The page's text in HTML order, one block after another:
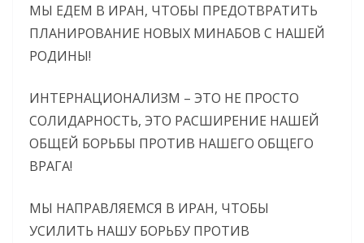
МЫ ЕДЕМ В ИРАН, ЧТОБЫ ПРЕДОТВРАТИТЬ
ПЛАНИРОВАНИЕ НОВЫХ МИНАБОВ С НАШЕЙ
РОДИНЫ!
ИНТЕРНАЦИОНАЛИЗМ – ЭТО НЕ ПРОСТО
СОЛИДАРНОСТЬ, ЭТО РАСШИРЕНИЕ НАШЕЙ
ОБЩЕЙ БОРЬБЫ ПРОТИВ НАШЕГО ОБЩЕГО
ВРАГА!
МЫ НАПРАВЛЯЕМСЯ В ИРАН, ЧТОБЫ
УСИЛИТЬ НАШУ БОРЬБУ ПРОТИВ